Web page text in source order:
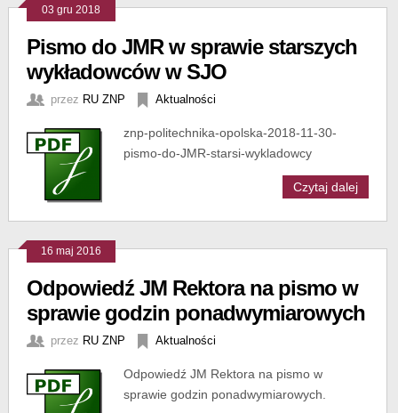
03 gru 2018
Pismo do JMR w sprawie starszych
wykładowców w SJO
przez RU ZNP Aktualności
znp-politechnika-opolska-2018-11-30-
pismo-do-JMR-starsi-wykladowcy
Czytaj dalej
16 maj 2016
Odpowiedź JM Rektora na pismo w
sprawie godzin ponadwymiarowych
przez RU ZNP Aktualności
Odpowiedź JM Rektora na pismo w
sprawie godzin ponadwymiarowych.